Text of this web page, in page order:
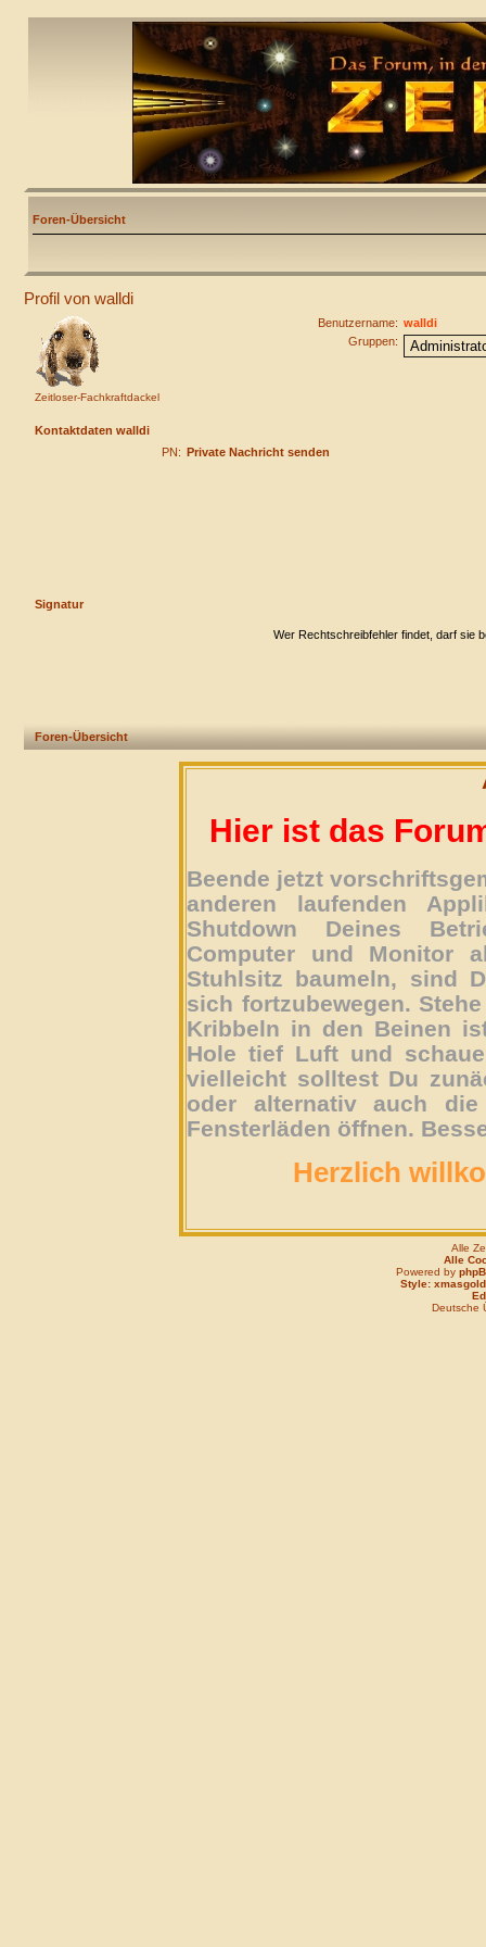
Foren-Übersicht
Profil von walldi
Zeitloser-Fachkraftdackel
Benutzername: walldi
Gruppen:
Kontaktdaten walldi
PN: Private Nachricht senden
Signatur
Wer Rechtschreibfehler findet, darf sie
Foren-Übersicht
Hier ist das
Beende jetzt
anderen laufenden
Shutdown Deines
Computer und Monitor
Stuhlsitz baumeln, sind
sich fortzubewegen.
Kribbeln in den Beinen
Hole tief Luft und
vielleicht solltest Du
oder alternativ auch
Fensterläden öffnen.
Herzlich
Alle
Alle
Powered by
Style: xmasgold
Deutsche